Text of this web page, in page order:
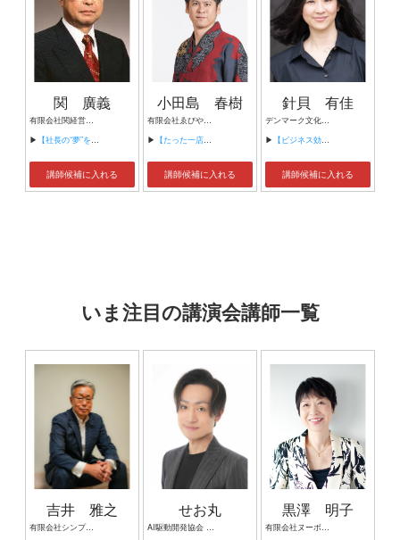
関 廣義
有限会社関経営代表取締役
▶ 【社長の“夢”を実現するカリスマ経営】
講師候補に入れる
小田島 春樹
有限会社ゑびや 代表取締役社長・株式会社EBILAB 代表取締役
▶ 【たった一店舗の老舗飲食店が実践した次世代飲食経営～テクノロジーとデータを活用した経営とWITHコロナ時代の中小企業の新しい戦い方～】
講師候補に入れる
針貝 有佳
デンマーク文化研究家 働き方改革コンサルタント
▶ 【ビジネス効率性トップ！北欧デンマークの働き方】
講師候補に入れる
いま注目の講演会講師一覧
吉井 雅之
有限会社シンプルタスク 代表取締役 習慣形成コンサルタント
せお丸
AI駆動開発協会 代表理事 サイバーフリークス株式会社 代表取締役
黒澤 明子
有限会社ヌーボヌール代表取締役